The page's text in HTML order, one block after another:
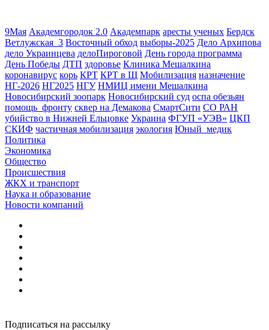
9Мая Академгородок 2.0 Академпарк аресты ученых Бердск
Ветлужская_3 Восточный обход выборы-2025 Дело Архипова
дело Украинцева делоПироговой День города программа
День Победы ДТП здоровье Клиника Мешалкина
коронавирус корь КРТ КРТ в Щ Мобилизация назначение
НГ-2026 НГ2025 НГУ НМИЦ имени Мешалкина
Новосибирский зоопарк Новосибирский суд оспа обезьян
помощь_фронту сквер на Демакова СмартСити СО РАН
убийство в Нижней Ельцовке Украина ФГУП «УЭВ» ЦКП
СКИФ частичная мобилизация экология Юный_медик
Политика
Экономика
Общество
Происшествия
ЖКХ и транспорт
Наука и образование
Новости компаний
Подписаться на рассылку